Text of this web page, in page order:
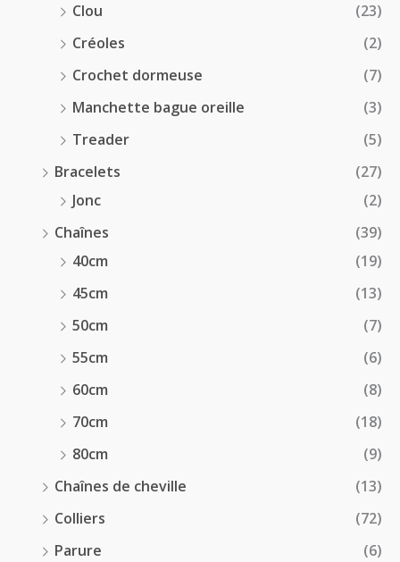
Clou
(23)
Créoles
(2)
Crochet dormeuse
(7)
Manchette bague oreille
(3)
Treader
(5)
Bracelets
(27)
Jonc
(2)
Chaînes
(39)
40cm
(19)
45cm
(13)
50cm
(7)
55cm
(6)
60cm
(8)
70cm
(18)
80cm
(9)
Chaînes de cheville
(13)
Colliers
(72)
Parure
(6)